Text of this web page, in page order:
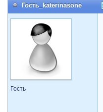
Гость_katerinasone
Гость